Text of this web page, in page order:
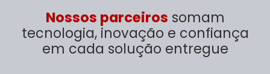
Nossos parceiros somam
tecnologia, inovação e confiança
em cada solução entregue